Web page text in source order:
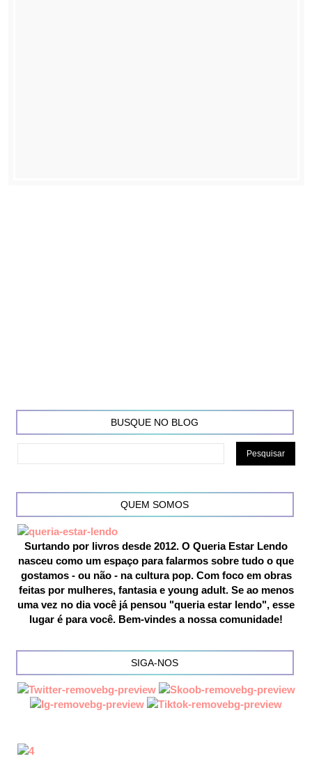
BUSQUE NO BLOG
QUEM SOMOS
Surtando por livros desde 2012. O Queria Estar Lendo
nasceu como um espaço para falarmos sobre tudo o que
gostamos - ou não - na cultura pop. Com foco em obras
feitas por mulheres, fantasia e young adult. Se ao menos
uma vez no dia você já pensou "queria estar lendo", esse
lugar é para você. Bem-vindes a nossa comunidade!
SIGA-NOS